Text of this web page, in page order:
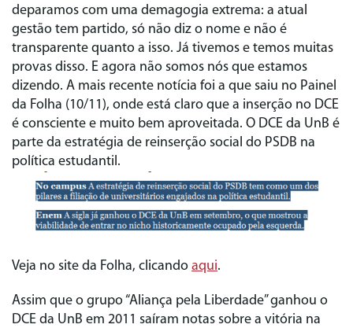
deparamos com uma demagogia extrema: a atual
gestão tem partido, só não diz o nome e não é
transparente quanto a isso. Já tivemos e temos muitas
provas disso. E agora não somos nós que estamos
dizendo. A mais recente notícia foi a que saiu no Painel
da Folha (10/11), onde está claro que a inserção no DCE
é consciente e muito bem aproveitada. O DCE da UnB é
parte da estratégia de reinserção social do PSDB na
política estudantil.
Veja no site da Folha, clicando aqui.
Assim que o grupo “Aliança pela Liberdade” ganhou o
DCE da UnB em 2011 saíram notas sobre a vitória na